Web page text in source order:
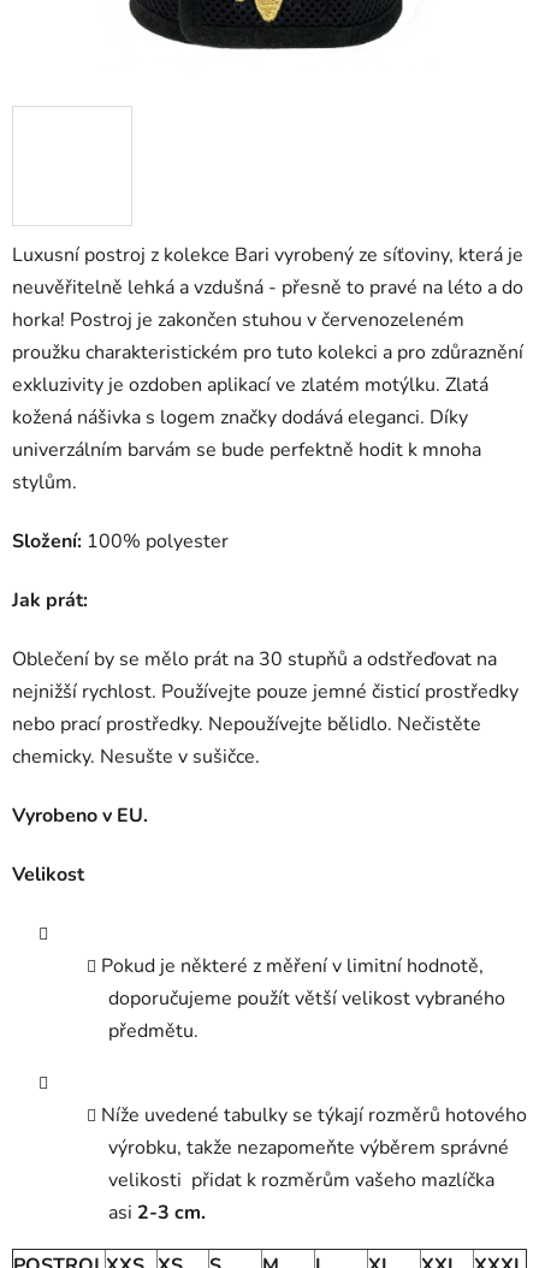
Luxusní postroj z kolekce Bari vyrobený ze síťoviny, která je
neuvěřitelně lehká a vzdušná - přesně to pravé na léto a do
horka! Postroj je zakončen stuhou v červenozeleném
proužku charakteristickém pro tuto kolekci a pro zdůraznění
exkluzivity je ozdoben aplikací ve zlatém motýlku. Zlatá
kožená nášivka s logem značky dodává eleganci. Díky
univerzálním barvám se bude perfektně hodit k mnoha
stylům.
Složení: 100% polyester
Jak prát:
Oblečení by se mělo prát na 30 stupňů a odstřeďovat na
nejnižší rychlost. Používejte pouze jemné čisticí prostředky
nebo prací prostředky. Nepoužívejte bělidlo. Nečistěte
chemicky. Nesušte v sušičce.
Vyrobeno v EU.
Velikost
Pokud je některé z měření v limitní hodnotě,
doporučujeme použít větší velikost vybraného
předmětu.
Níže uvedené tabulky se týkají rozměrů hotového
výrobku, takže nezapomeňte výběrem správné
velikosti přidat k rozměrům vašeho mazlíčka
asi 2-3 cm.